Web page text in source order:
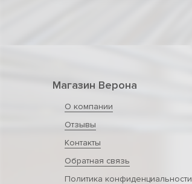
Магазин Верона
О компании
Отзывы
Контакты
Обратная связь
Политика конфиденциальности